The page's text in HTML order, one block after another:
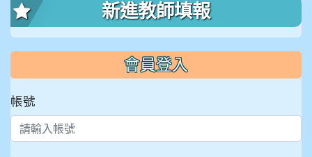
新進教師填報
會員登入
帳號